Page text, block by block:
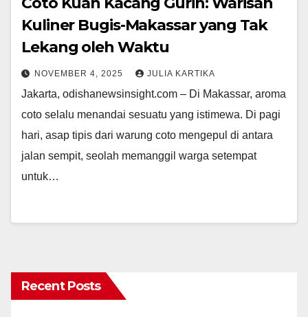
Kuliner Bugis-Makassar yang Tak
Lekang oleh Waktu
NOVEMBER 4, 2025 JULIA KARTIKA
Jakarta, odishanewsinsight.com – Di Makassar, aroma
coto selalu menandai sesuatu yang istimewa. Di pagi
hari, asap tipis dari warung coto mengepul di antara
jalan sempit, seolah memanggil warga setempat
untuk…
Recent Posts